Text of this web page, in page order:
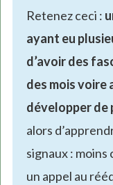
Retenez ceci :
ayant eu
d’avoir des
des mois voire
développer
alors
signaux : moins
un appel au